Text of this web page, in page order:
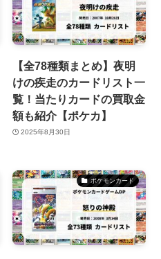
【全78種類まとめ】夜明
けの疾走のカードリスト一
覧！当たりカードの買取金
額も紹介【ポケカ】
2025年8月30日
ポケモンカード